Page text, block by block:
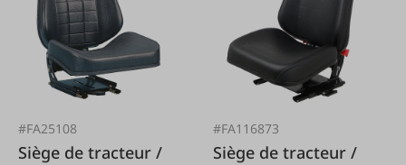
#FA25108
Siège de tracteur /
#FA116873
Siège de tracteur /